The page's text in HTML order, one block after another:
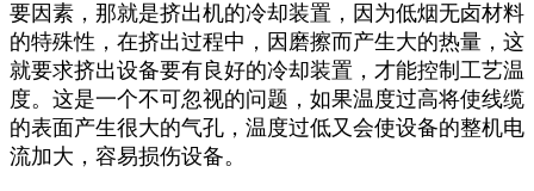
要因素，那就是挤出机的冷却装置，因为低烟无卤材料
的特殊性，在挤出过程中，因磨擦而产生大的热量，这
就要求挤出设备要有良好的冷却装置，才能控制工艺温
度。这是一个不可忽视的问题，如果温度过高将使线缆
的表面产生很大的气孔，温度过低又会使设备的整机电
流加大，容易损伤设备。